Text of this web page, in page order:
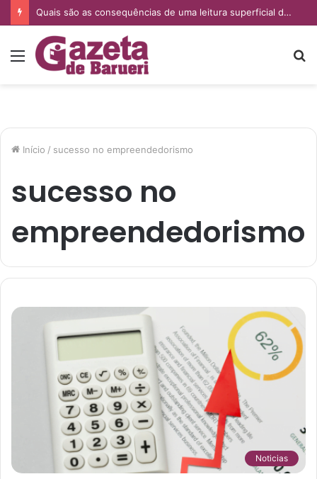
Quais são as consequências de uma leitura superficial do PGR nas empresas?
Menu
Início / sucesso no empreendedorismo
sucesso no
empreendedorismo
Noticias